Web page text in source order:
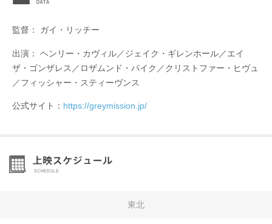
監督： ガイ・リッチー
出演： ヘンリー・カヴィル／ジェイク・ギレンホール／エイ
ザ・ゴンザレス／ロザムンド・パイク／クリストファー・ヒヴュ
／フィッシャー・スティーヴンス
公式サイト： https://greymission.jp/
東北